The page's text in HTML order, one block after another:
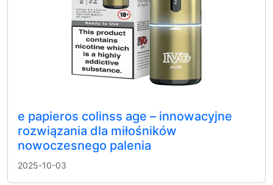
e papieros colinss age – innowacyjne
rozwiązania dla miłośników
nowoczesnego palenia
2025-10-03